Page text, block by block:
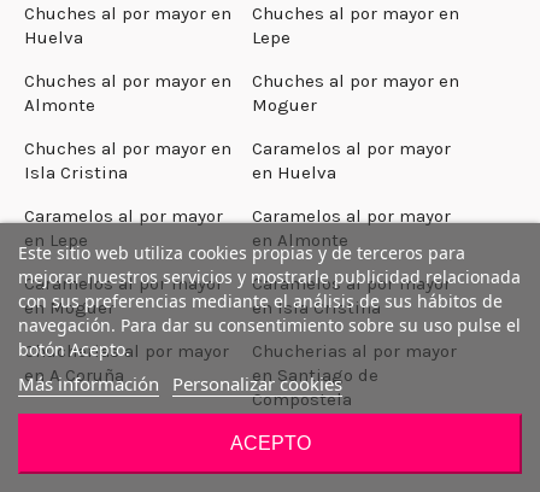
Chuches al por mayor en
Huelva
Chuches al por mayor en
Lepe
Chuches al por mayor en
Almonte
Chuches al por mayor en
Moguer
Chuches al por mayor en
Isla Cristina
Caramelos al por mayor
en Huelva
Caramelos al por mayor
en Lepe
Caramelos al por mayor
en Almonte
Caramelos al por mayor
en Moguer
Caramelos al por mayor
en Isla Cristina
Chucherias al por mayor
en A Coruña
Chucherias al por mayor
en Santiago de
Compostela
en Ferrol
Chucherias al por mayor
en Narón
Este sitio web utiliza cookies propias y de terceros para
mejorar nuestros servicios y mostrarle publicidad relacionada
con sus preferencias mediante el análisis de sus hábitos de
navegación. Para dar su consentimiento sobre su uso pulse el
botón Acepto.
Más información Personalizar cookies
ACEPTO